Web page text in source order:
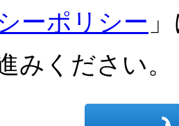
ーポリシー
みください。